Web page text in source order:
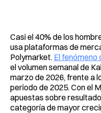
Casi el 40% de los
usa plataformas de
Polymarket. El fenómeno
el volumen semanal de
marzo de 2026, frente a
periodo de 2025. Con el
apuestas sobre
categoría de mayor